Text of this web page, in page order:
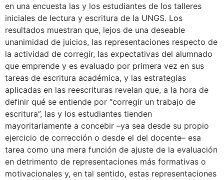
en una encuesta las y los estudiantes de los talleres
iniciales de lectura y escritura de la UNGS. Los
resultados muestran que, lejos de una deseable
unanimidad de juicios, las representaciones respecto de
la actividad de corregir, las expectativas del alumnado
que emprende y es evaluado por primera vez en sus
tareas de escritura académica, y las estrategias
aplicadas en las reescrituras revelan que, a la hora de
definir qué se entiende por “corregir un trabajo de
escritura”, las y los estudiantes tienden
mayoritariamente a concebir –ya sea desde su propio
ejercicio de corrección o desde el del docente– esa
tarea como una mera función de ajuste de la evaluación
en detrimento de representaciones más formativas o
motivacionales y, en tal sentido, estas representaciones